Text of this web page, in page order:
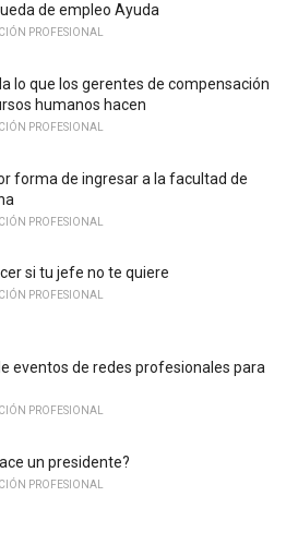
de empleo Ayuda
PROFESIONAL
lo que los gerentes de compensación
humanos hacen
PROFESIONAL
forma de ingresar a la facultad de
PROFESIONAL
si tu jefe no te quiere
PROFESIONAL
eventos de redes profesionales para
PROFESIONAL
un presidente?
PROFESIONAL